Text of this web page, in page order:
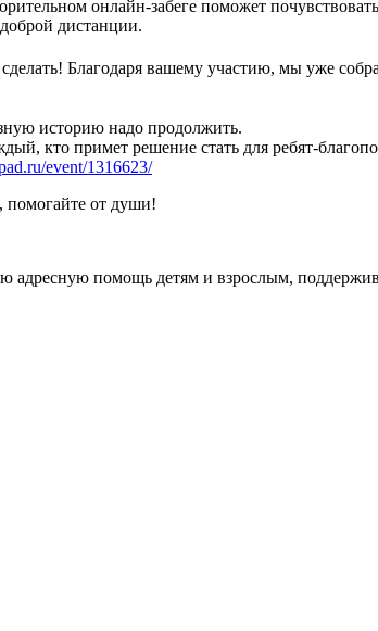
онлайн-забеге поможет
доброй дистанции.
Благодаря вашему участию, мы уже
историю надо продолжить.
кто примет решение стать для ребят-
event/1316623/
помогайте от души!
помощь детям и взрослым,